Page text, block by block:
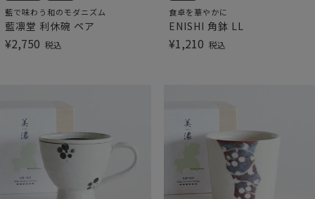
藍で味わう和のモダニズム
藍凛堂 利休碗 ペア
¥2,750 税込
食卓を華やかに
ENISHI 角鉢 LL
¥1,210 税込